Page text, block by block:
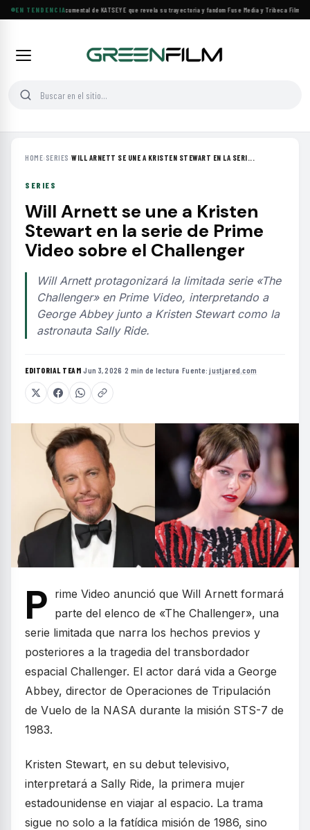
EN TENDENCIA
Llega a cines el documental de KATSEYE que revela su trayectoria y fandom·Fuse Media y Tribeca Films
HOME› SERIES ›WILL ARNETT SE UNE A KRISTEN STEWART EN LA SERI...
SERIES
Will Arnett se une a Kristen
Stewart en la serie de Prime
Video sobre el Challenger
Will Arnett protagonizará la limitada serie «The
Challenger» en Prime Video, interpretando a
George Abbey junto a Kristen Stewart como la
astronauta Sally Ride.
EDITORIAL TEAM·Jun 3, 2026 ·2 min de lectura ·Fuente:justjared.com
P rime Video anunció que Will Arnett formará
parte del elenco de «The Challenger», una
serie limitada que narra los hechos previos y
posteriores a la tragedia del transbordador
espacial Challenger. El actor dará vida a George
Abbey, director de Operaciones de Tripulación
de Vuelo de la NASA durante la misión STS-7 de
1983.
Kristen Stewart, en su debut televisivo,
interpretará a Sally Ride, la primera mujer
estadounidense en viajar al espacio. La trama
sigue no solo a la fatídica misión de 1986, sino